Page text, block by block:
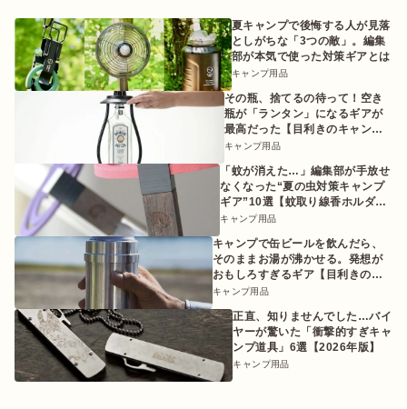
夏キャンプで後悔する人が見落
としがちな「3つの敵」。編集
部が本気で使った対策ギアとは
キャンプ用品
その瓶、捨てるの待って！空き
瓶が「ランタン」になるギアが
最高だった【目利きのキャンプ
ギア】
キャンプ用品
「蚊が消えた…」編集部が手放せ
なくなった“夏の虫対策キャンプ
ギア”10選【蚊取り線香ホルダー
etc.】
キャンプ用品
キャンプで缶ビールを飲んだら、
そのままお湯が沸かせる。発想が
おもしろすぎるギア【目利きのキ
ャンプギア】
キャンプ用品
正直、知りませんでした…バイ
ヤーが驚いた「衝撃的すぎキャ
ンプ道具」6選【2026年版】
キャンプ用品